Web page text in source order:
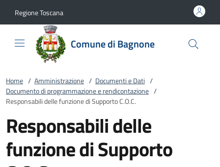
Regione Toscana
Comune di Bagnone
Home / Amministrazione / Documenti e Dati /
Documento di programmazione e rendicontazione /
Responsabili delle funzione di Supporto C.O.C.
Responsabili delle
funzione di Supporto